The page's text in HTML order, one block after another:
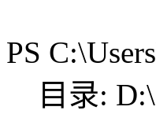
PS
目录: D:\